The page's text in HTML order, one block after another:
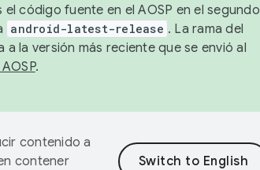
código fuente en el AOSP en el segundo
android-latest-release . La rama del
a la versión más reciente que se envió al
.
contenido a
contener